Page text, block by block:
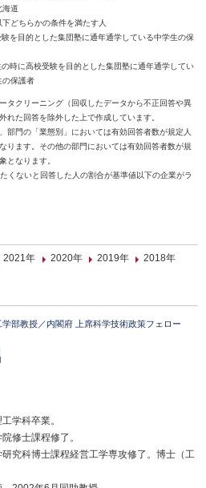
海道
下どちらかの条件を満たす人
験を目的とした集団塾に通年通学している中学生の保
の時に高校受験を目的とした集団塾に通年通学してい
の保護者
タクリーニング（回収したデータから不正回答や異
れた回答を除外した上で作成しています。
門の「業態別」においては有効回答者数が規定人
ります。その他の部門においては有効回答者数が規
となります。
くないと回答した人の割合が基準値以下の企業がラ
2021年 2020年 2019年 2018年
部教授／内閣府 上席科学技術政策フェロー
学科卒業。
修士課程修了。
究科博士課程経営工学専攻修了。博士（工